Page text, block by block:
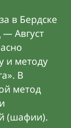
в Бердске
Август
и методу
В
метод
(шафии).